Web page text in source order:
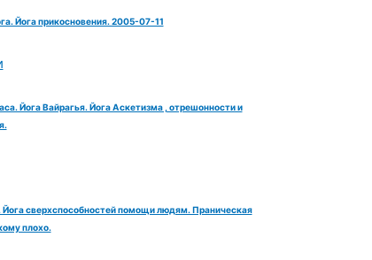
Йога прикосновения. 2005-07-11
Йога Вайрагья. Йога Аскетизма , отрешонности и
Йога сверхспособностей помощи людям. Праническая
плохо.